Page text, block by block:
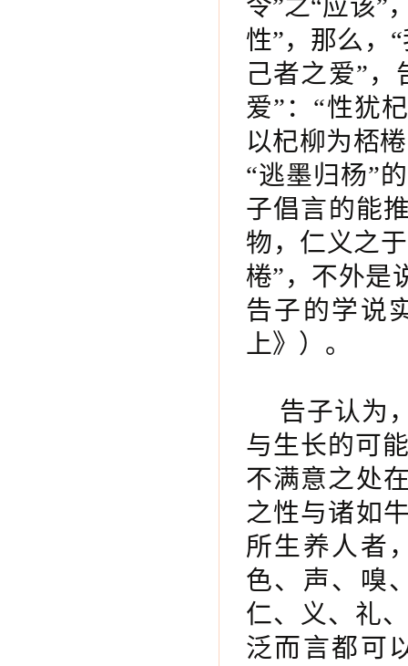
令”之“应该”
性”，那么，
己者之爱”，
爱”：“性犹
以杞柳为桮
“逃墨归杨”
子倡言的能
物，仁义之
棬”，不外是
告子的学说
上》）。
告子认为
与生长的可
不满意之处
之性与诸如
所生养人者
色、声、嗅
仁、义、礼
泛而言都可